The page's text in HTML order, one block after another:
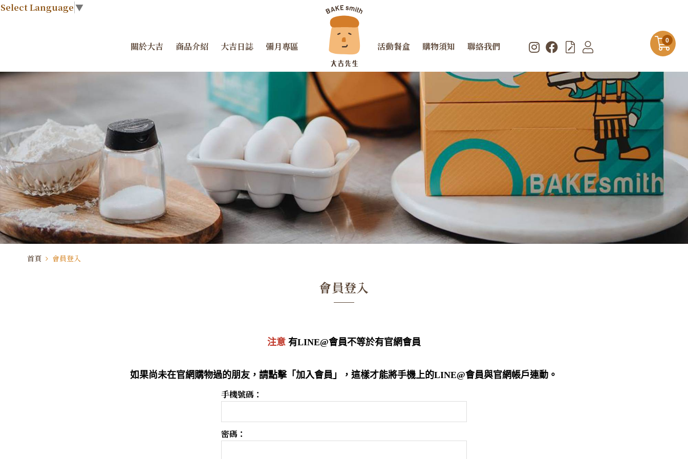
Select Language▼
關於大吉 商品介紹 大吉日誌 彌月專區 活動餐盒 購物須知 聯絡我們
首頁 會員登入
會員登入
注意有LINE@會員不等於有官網會員
如果尚未在官網購物過的朋友，請點擊「加入會員」，這樣才能將手機上的LINE@會員與官網帳戶連動。
手機號碼：
密碼：
0